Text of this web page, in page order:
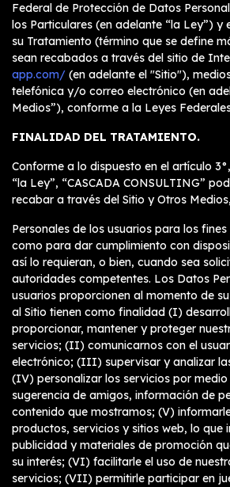
Federal de Protección de Datos
los Particulares (en adelante “la Ley”) y
su Tratamiento (término que se define
sean recabados a través del sitio de
app.com/ (en adelante el "Sitio"),
telefónica y/o correo electrónico (en
Medios”), conforme a la Leyes
FINALIDAD DEL TRATAMIENTO.
Conforme a lo dispuesto en el artículo
“la Ley”, “CASCADA CONSULTING”
recabar a través del Sitio y Otros
Personales de los usuarios para los
como para dar cumplimiento con
así lo requieran, o bien, cuando sea
autoridades competentes. Los Datos
usuarios proporcionen al momento de
al Sitio tienen como finalidad (I)
proporcionar, mantener y proteger
servicios; (II) comunicarnos con el
electrónico; (III) supervisar y analizar
(IV) personalizar los servicios por
sugerencia de amigos, información de
contenido que mostramos; (V)
productos, servicios y sitios web, lo que
publicidad y materiales de promoción
su interés; (VI) facilitarle el uso de
servicios; (VII) permitirle participar en